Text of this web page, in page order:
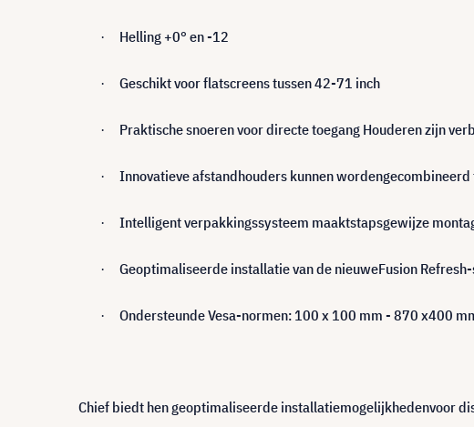
· Helling +0° en -12
· Geschikt voor flatscreens tussen 42-71 inch
· Praktische snoeren voor directe toegang Houderen zijn
· Innovatieve afstandhouders kunnen
· Intelligent verpakkingssysteem maaktstapsgewijze
· Geoptimaliseerde installatie van de nieuweFusion
· Ondersteunde Vesa-normen: 100 x 100 mm - 870 x400
Chief biedt hen geoptimaliseerde installatiemogelijkhedenvoor